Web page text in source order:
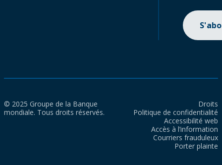
© 2025 Groupe de la Banque
mondiale. Tous droits réservés.
Droits
Politique de confidentialité
Accessibilité web
Accès à l’information
Courriers frauduleux
Porter plainte